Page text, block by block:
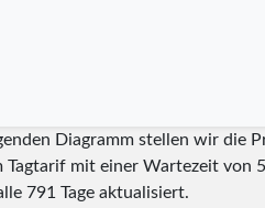
Diagramm stellen wir die
Tagtarif mit einer Wartezeit von
791 Tage aktualisiert.